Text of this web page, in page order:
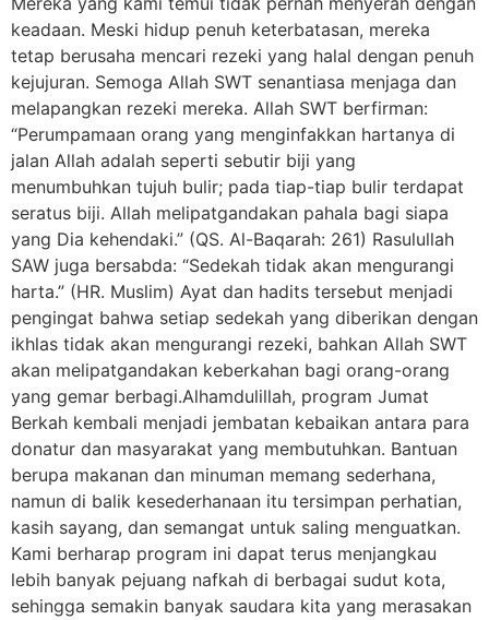
keadaan. Meski hidup penuh keterbatasan, mereka
tetap berusaha mencari rezeki yang halal dengan penuh
kejujuran. Semoga Allah SWT senantiasa menjaga dan
melapangkan rezeki mereka. Allah SWT berfirman:
“Perumpamaan orang yang menginfakkan hartanya di
jalan Allah adalah seperti sebutir biji yang
menumbuhkan tujuh bulir; pada tiap-tiap bulir terdapat
seratus biji. Allah melipatgandakan pahala bagi siapa
yang Dia kehendaki.” (QS. Al-Baqarah: 261) Rasulullah
SAW juga bersabda: “Sedekah tidak akan mengurangi
harta.” (HR. Muslim) Ayat dan hadits tersebut menjadi
pengingat bahwa setiap sedekah yang diberikan dengan
ikhlas tidak akan mengurangi rezeki, bahkan Allah SWT
akan melipatgandakan keberkahan bagi orang-orang
yang gemar berbagi.Alhamdulillah, program Jumat
Berkah kembali menjadi jembatan kebaikan antara para
donatur dan masyarakat yang membutuhkan. Bantuan
berupa makanan dan minuman memang sederhana,
namun di balik kesederhanaan itu tersimpan perhatian,
kasih sayang, dan semangat untuk saling menguatkan.
Kami berharap program ini dapat terus menjangkau
lebih banyak pejuang nafkah di berbagai sudut kota,
sehingga semakin banyak saudara kita yang merasakan